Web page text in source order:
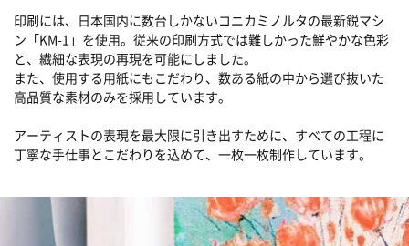
印刷には、日本国内に数台しかないコニカミノルタの最新鋭マシ
ン「KM-1」を使用。従来の印刷方式では難しかった鮮やかな色彩
と、繊細な表現の再現を可能にしました。
また、使用する用紙にもこだわり、数ある紙の中から選び抜いた
高品質な素材のみを採用しています。
アーティストの表現を最大限に引き出すために、すべての工程に
丁寧な手仕事とこだわりを込めて、一枚一枚制作しています。